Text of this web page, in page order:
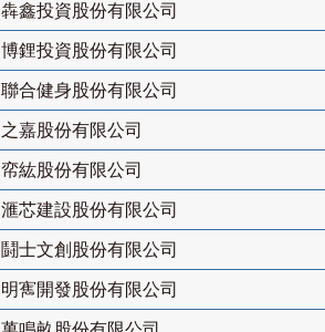
犇鑫投資股份有限公司
博鋰投資股份有限公司
聯合健身股份有限公司
之嘉股份有限公司
帟紘股份有限公司
滙芯建設股份有限公司
鬪士文創股份有限公司
明寯開發股份有限公司